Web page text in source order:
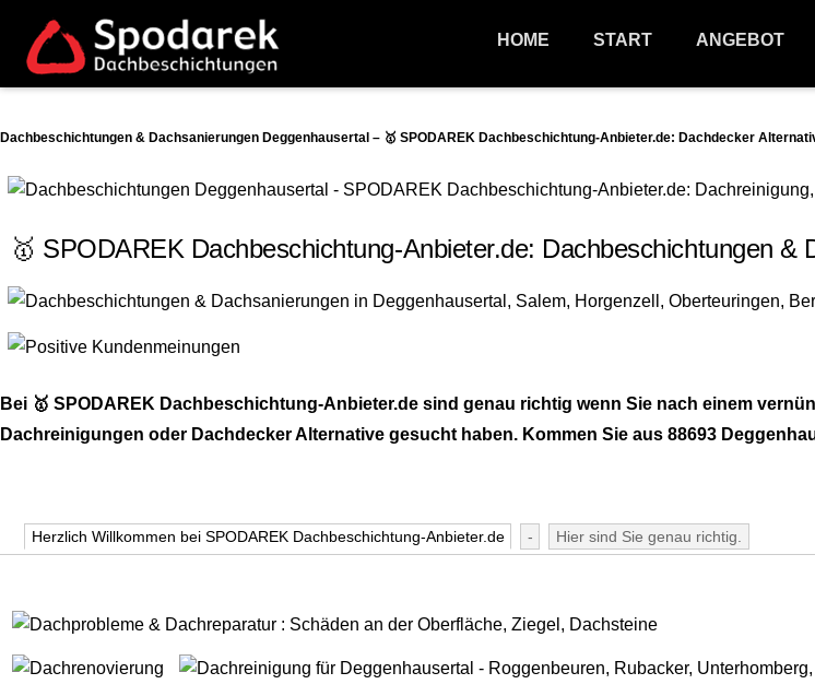
HOME START ANGEBOT
Dachbeschichtungen & Dachsanierungen Deggenhausertal – 🥇 SPODAREK Dachbeschichtung-Anbieter.de: Dachdecker
🥇 SPODAREK Dachbeschichtung-Anbieter.de: Dachbeschichtungen
Bei 🥇 SPODAREK Dachbeschichtung-Anbieter.de sind genau richtig wenn Sie nach einem
Dachreinigungen oder Dachdecker Alternative gesucht haben. Kommen Sie aus 88693
Herzlich Willkommen bei SPODAREK Dachbeschichtung-Anbieter.de - Hier sind Sie genau richtig.